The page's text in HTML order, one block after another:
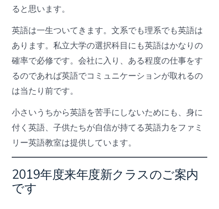
ると思います。
英語は一生ついてきます。文系でも理系でも英語は
あります。私立大学の選択科目にも英語はかなりの
確率で必修です。会社に入り、ある程度の仕事をす
るのであれば英語でコミュニケーションが取れるの
は当たり前です。
小さいうちから英語を苦手にしないためにも、身に
付く英語、子供たちが自信が持てる英語力をファミ
リー英語教室は提供しています。
2019年度来年度新クラスのご案内
です